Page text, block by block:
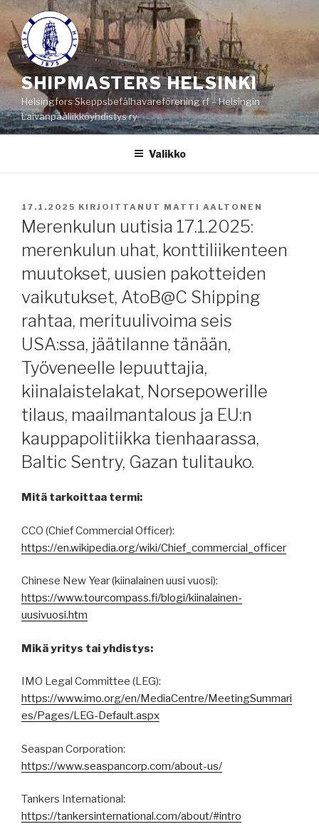
Siirry
sisältöön
SHIPMASTERS HELSINKI
Helsingfors Skeppsbefälhavareförening rf – Helsingin
Laivanpäällikköyhdistys ry
Valikko
JULKAISTU
17.1.2025 KIRJOITTANUT MATTI AALTONEN
Merenkulun uutisia 17.1.2025:
merenkulun uhat, konttiliikenteen
muutokset, uusien pakotteiden
vaikutukset, AtoB@C Shipping
rahtaa, merituulivoima seis
USA:ssa, jäätilanne tänään,
Työveneelle lepuuttajia,
kiinalaistelakat, Norsepowerille
tilaus, maailmantalous ja EU:n
kauppapolitiikka tienhaarassa,
Baltic Sentry, Gazan tulitauko.
Mitä tarkoittaa termi:
CCO (Chief Commercial Officer):
https://en.wikipedia.org/wiki/Chief_commercial_officer
Chinese New Year (kiinalainen uusi vuosi):
https://www.tourcompass.fi/blogi/kiinalainen-
uusivuosi.htm
Mikä yritys tai yhdistys:
IMO Legal Committee (LEG):
https://www.imo.org/en/MediaCentre/MeetingSummari
es/Pages/LEG-Default.aspx
Seaspan Corporation:
https://www.seaspancorp.com/about-us/
Tankers International:
https://tankersinternational.com/about/#intro